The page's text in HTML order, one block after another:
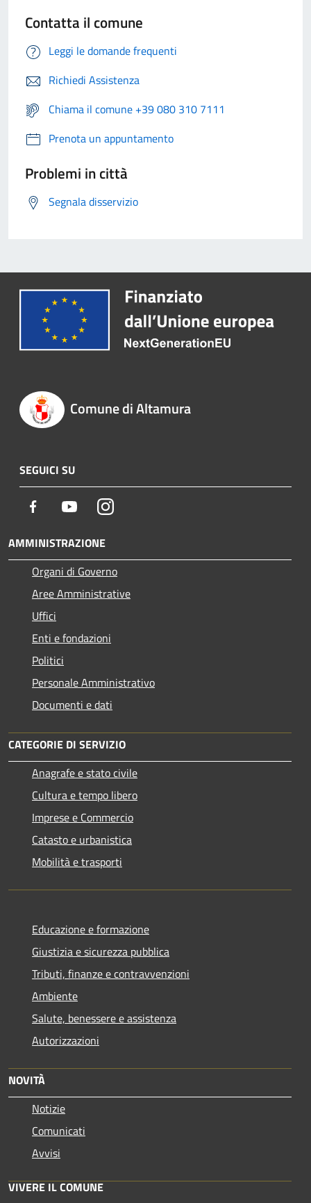
Contatta il comune
Leggi le domande frequenti
Richiedi Assistenza
Chiama il comune +39 080 310 7111
Prenota un appuntamento
Problemi in città
Segnala disservizio
Comune di Altamura
SEGUICI SU
Facebook YoutubeInstagram
AMMINISTRAZIONE
Organi di Governo
Aree Amministrative
Uffici
Enti e fondazioni
Politici
Personale Amministrativo
Documenti e dati
CATEGORIE DI SERVIZIO
Anagrafe e stato civile
Cultura e tempo libero
Imprese e Commercio
Catasto e urbanistica
Mobilità e trasporti
Educazione e formazione
Giustizia e sicurezza pubblica
Tributi, finanze e contravvenzioni
Ambiente
Salute, benessere e assistenza
Autorizzazioni
NOVITÀ
Notizie
Comunicati
Avvisi
VIVERE IL COMUNE